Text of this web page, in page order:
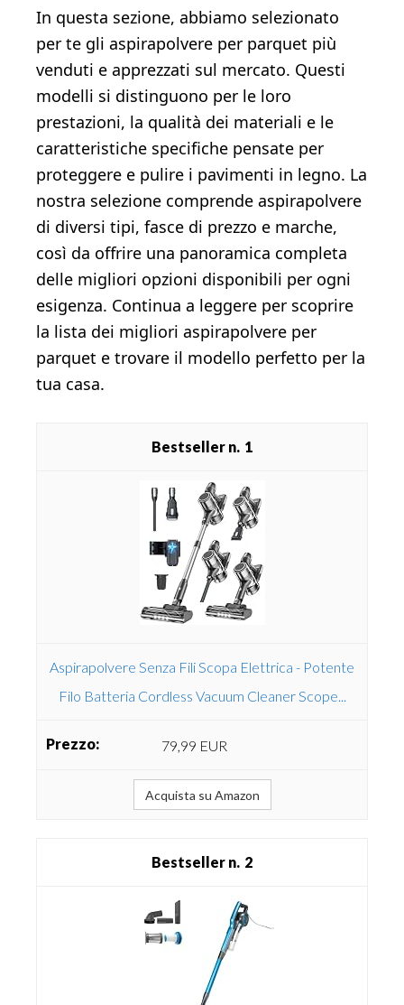
In questa sezione, abbiamo selezionato
per te gli aspirapolvere per parquet più
venduti e apprezzati sul mercato. Questi
modelli si distinguono per le loro
prestazioni, la qualità dei materiali e le
caratteristiche specifiche pensate per
proteggere e pulire i pavimenti in legno. La
nostra selezione comprende aspirapolvere
di diversi tipi, fasce di prezzo e marche,
così da offrire una panoramica completa
delle migliori opzioni disponibili per ogni
esigenza. Continua a leggere per scoprire
la lista dei migliori aspirapolvere per
parquet e trovare il modello perfetto per la
tua casa.
1
Aspirapolvere Senza Fili Scopa Elettrica - Potente
Filo Batteria Cordless Vacuum Cleaner Scope...
79,99 EUR
Acquista su Amazon
2